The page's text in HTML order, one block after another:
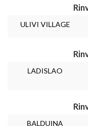
ULIVI VILLAGE
LADISLAO
BALDUINA